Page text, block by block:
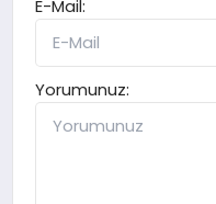
E-Mail:
Yorumunuz: